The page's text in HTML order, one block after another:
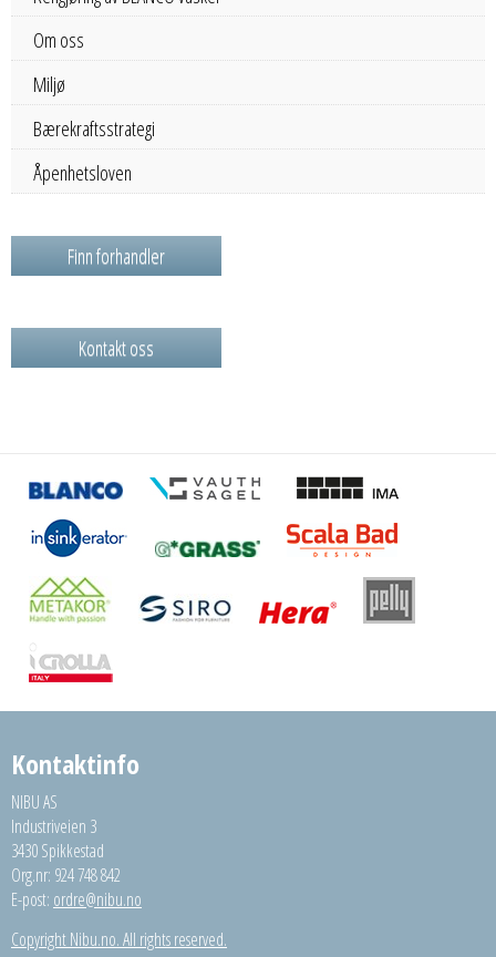
Om oss
Miljø
Bærekraftsstrategi
Åpenhetsloven
Finn forhandler
Kontakt oss
Kontaktinfo
NIBU AS
Industriveien 3
3430 Spikkestad
Org.nr: 924 748 842
E-post: ordre@nibu.no
Copyright Nibu.no. All rights reserved.